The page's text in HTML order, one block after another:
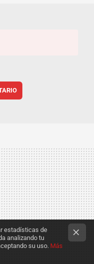
estadísticas de
analizando tu
su uso. Más